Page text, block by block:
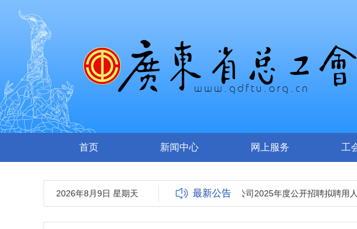
首页 新闻中心 网上服务 工
2026年8月9日 星期天 最新公告
广东南方工报传媒有限公司2025年度公开招聘拟聘用人员